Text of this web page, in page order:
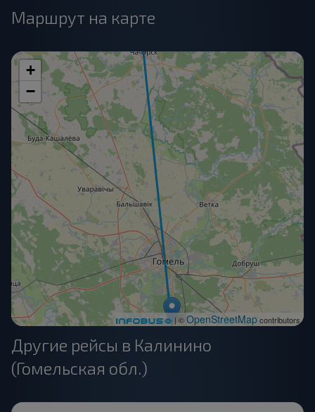
Маршрут на карте
+
−
| ©OpenStreetMapcontributors
Другие рейсы в Калинино
(Гомельская обл.)